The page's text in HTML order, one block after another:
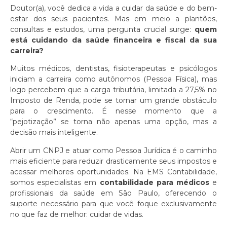
Doutor(a), você dedica a vida a cuidar da saúde e do bem-
estar dos seus pacientes. Mas em meio a plantões,
consultas e estudos, uma pergunta crucial surge: quem
está cuidando da saúde financeira e fiscal da sua
carreira?
Muitos médicos, dentistas, fisioterapeutas e psicólogos
iniciam a carreira como autônomos (Pessoa Física), mas
logo percebem que a carga tributária, limitada a 27,5% no
Imposto de Renda, pode se tornar um grande obstáculo
para o crescimento. É nesse momento que a
“pejotização” se torna não apenas uma opção, mas a
decisão mais inteligente.
Abrir um CNPJ e atuar como Pessoa Jurídica é o caminho
mais eficiente para reduzir drasticamente seus impostos e
acessar melhores oportunidades. Na EMS Contabilidade,
somos especialistas em contabilidade para médicose
profissionais da saúde em São Paulo, oferecendo o
suporte necessário para que você foque exclusivamente
no que faz de melhor: cuidar de vidas.